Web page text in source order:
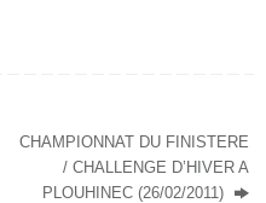
CHAMPIONNAT DU FINISTERE
/ CHALLENGE D’HIVER A
PLOUHINEC (26/02/2011)